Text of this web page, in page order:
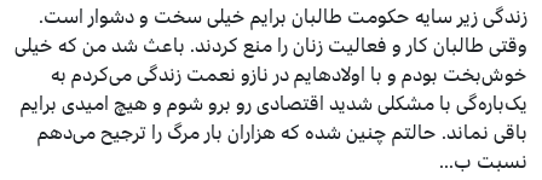
زندگی زیر سایه حکومت طالبان برایم خیلی سخت و دشوار است.
وقتی طالبان کار و فعالیت زنان را منع کردند. باعث شد من که خیلی
خوش‌بخت بودم و با اولادهایم در نازو نعمت زندگی می‌کردم به
یک‌‌باره‌گی با مشکلی شدید اقتصادی رو برو شوم و هیچ امیدی برایم
باقی نماند. حالتم چنین شده که هزاران بار مرگ را ترجیح می‌دهم
نسبت ب...